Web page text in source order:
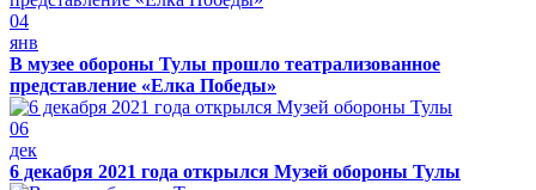
04
янв
В музее обороны Тулы прошло театрализованное
представление «Елка Победы»
06
дек
6 декабря 2021 года открылся Музей обороны Тулы